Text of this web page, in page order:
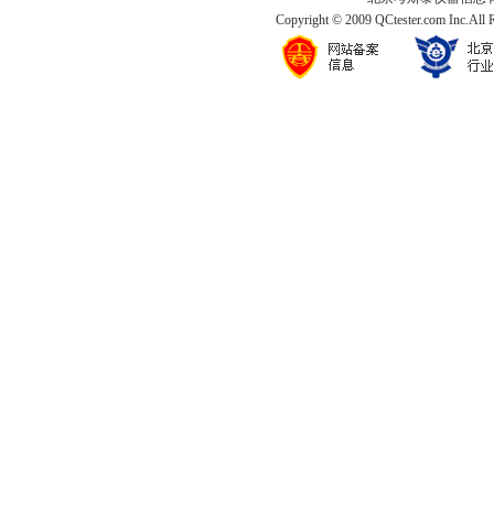
Copyright © 2009 QCtester.com Inc.All